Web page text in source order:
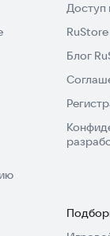
Доступ
Блог